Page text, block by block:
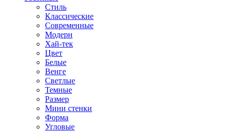
Стиль
Классические
Современные
Модерн
Хай-тек
Цвет
Белые
Венге
Светлые
Темные
Размер
Мини стенки
Форма
Угловые